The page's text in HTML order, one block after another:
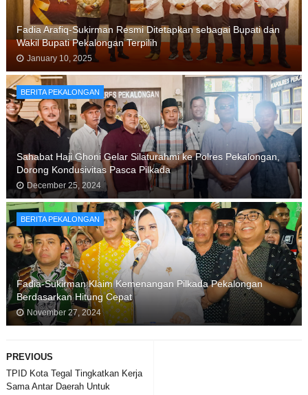
Fadia Arafiq-Sukirman Resmi Ditetapkan sebagai Bupati dan
Wakil Bupati Pekalongan Terpilih
January 10, 2025
BERITA PEKALONGAN
Sahabat Haji Ghoni Gelar Silaturahmi ke Polres Pekalongan,
Dorong Kondusivitas Pasca Pilkada
December 25, 2024
BERITA PEKALONGAN
Fadia-Sukirman Klaim Kemenangan Pilkada Pekalongan
Berdasarkan Hitung Cepat
November 27, 2024
PREVIOUS
TPID Kota Tegal Tingkatkan Kerja
Sama Antar Daerah Untuk